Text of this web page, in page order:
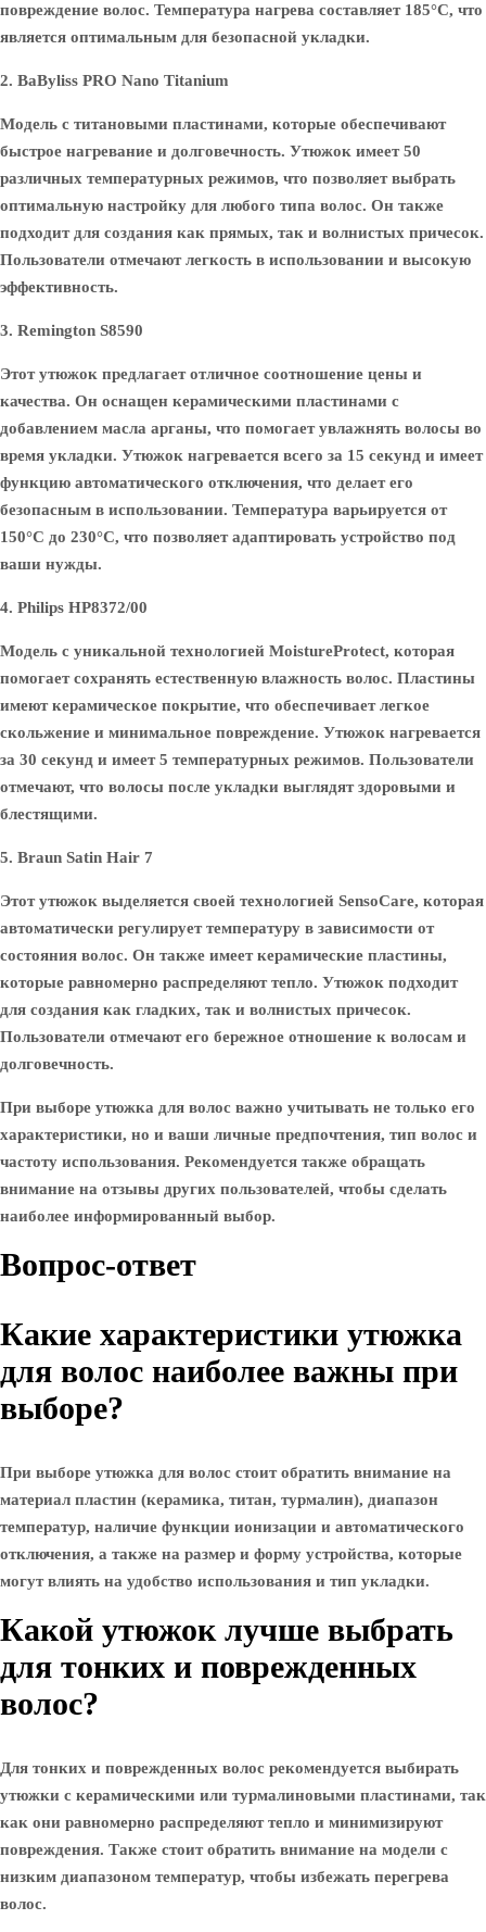
повреждение волос. Температура нагрева составляет 185°C, что
является оптимальным для безопасной укладки.
2. BaByliss PRO Nano Titanium
Модель с титановыми пластинами, которые обеспечивают
быстрое нагревание и долговечность. Утюжок имеет 50
различных температурных режимов, что позволяет выбрать
оптимальную настройку для любого типа волос. Он также
подходит для создания как прямых, так и волнистых причесок.
Пользователи отмечают легкость в использовании и высокую
эффективность.
3. Remington S8590
Этот утюжок предлагает отличное соотношение цены и
качества. Он оснащен керамическими пластинами с
добавлением масла арганы, что помогает увлажнять волосы во
время укладки. Утюжок нагревается всего за 15 секунд и имеет
функцию автоматического отключения, что делает его
безопасным в использовании. Температура варьируется от
150°C до 230°C, что позволяет адаптировать устройство под
ваши нужды.
4. Philips HP8372/00
Модель с уникальной технологией MoistureProtect, которая
помогает сохранять естественную влажность волос. Пластины
имеют керамическое покрытие, что обеспечивает легкое
скольжение и минимальное повреждение. Утюжок нагревается
за 30 секунд и имеет 5 температурных режимов. Пользователи
отмечают, что волосы после укладки выглядят здоровыми и
блестящими.
5. Braun Satin Hair 7
Этот утюжок выделяется своей технологией SensoCare, которая
автоматически регулирует температуру в зависимости от
состояния волос. Он также имеет керамические пластины,
которые равномерно распределяют тепло. Утюжок подходит
для создания как гладких, так и волнистых причесок.
Пользователи отмечают его бережное отношение к волосам и
долговечность.
При выборе утюжка для волос важно учитывать не только его
характеристики, но и ваши личные предпочтения, тип волос и
частоту использования. Рекомендуется также обращать
внимание на отзывы других пользователей, чтобы сделать
наиболее информированный выбор.
Вопрос-ответ
Какие характеристики утюжка
для волос наиболее важны при
выборе?
При выборе утюжка для волос стоит обратить внимание на
материал пластин (керамика, титан, турмалин), диапазон
температур, наличие функции ионизации и автоматического
отключения, а также на размер и форму устройства, которые
могут влиять на удобство использования и тип укладки.
Какой утюжок лучше выбрать
для тонких и поврежденных
волос?
Для тонких и поврежденных волос рекомендуется выбирать
утюжки с керамическими или турмалиновыми пластинами, так
как они равномерно распределяют тепло и минимизируют
повреждения. Также стоит обратить внимание на модели с
низким диапазоном температур, чтобы избежать перегрева
волос.